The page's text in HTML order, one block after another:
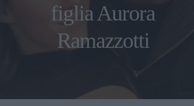
figlia Aurora
Ramazzotti